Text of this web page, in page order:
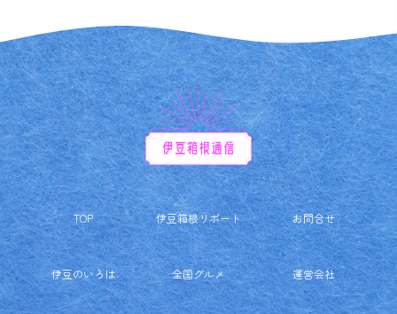
TOP
伊豆のいろは
伊豆箱根リポート
全国グルメ
お問合せ
運営会社